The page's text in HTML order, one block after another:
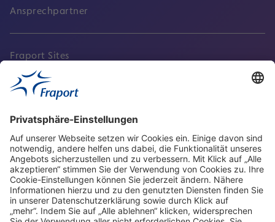
Ansprechpartner
Fraport Sites
Aktuell
Service
Frankfurt Airport